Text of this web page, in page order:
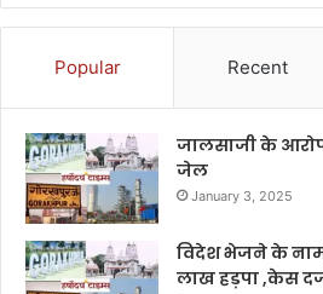
Popular Recent
जालसाजी के
जेल
January 3, 2025
विदेश भेजने के
लाख हड़पा ,केस